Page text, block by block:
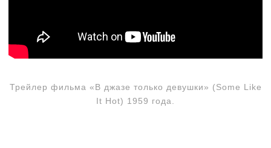
Трейлер фильма «В джазе только девушки» (Some Like
It Hot) 1959 года.